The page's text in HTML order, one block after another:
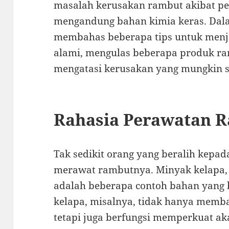
masalah kerusakan rambut akibat
mengandung bahan kimia keras.
membahas beberapa tips untuk
alami, mengulas beberapa produk
mengatasi kerusakan yang mungkin
Rahasia Perawatan
Tak sedikit orang yang beralih
merawat rambutnya. Minyak
adalah beberapa contoh bahan
kelapa, misalnya, tidak hanya
tetapi juga berfungsi memperkuat